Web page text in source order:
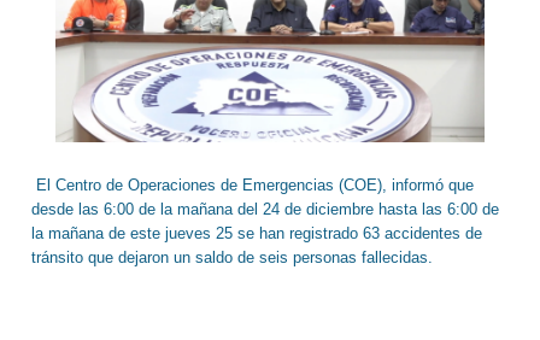
El Centro de Operaciones de Emergencias (COE), informó que
desde las 6:00 de la mañana del 24 de diciembre hasta las 6:00 de
la mañana de este jueves 25 se han registrado 63 accidentes de
tránsito que dejaron un saldo de seis personas fallecidas.